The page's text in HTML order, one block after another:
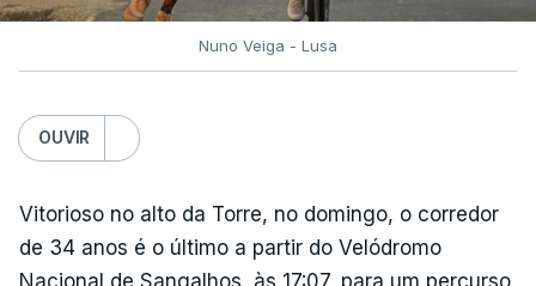
Nuno Veiga - Lusa
OUVIR
Vitorioso no alto da Torre, no domingo, o corredor
de 34 anos é o último a partir do Velódromo
Nacional de Sangalhos, às 17:07, para um percurso